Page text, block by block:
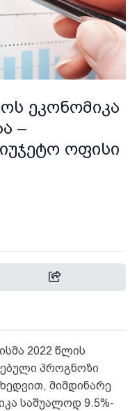
ეკონომიკა
–
ოფისი
2022 წლის
პროგნოზი
მიმდინარე
საშუალოდ 9.5%-